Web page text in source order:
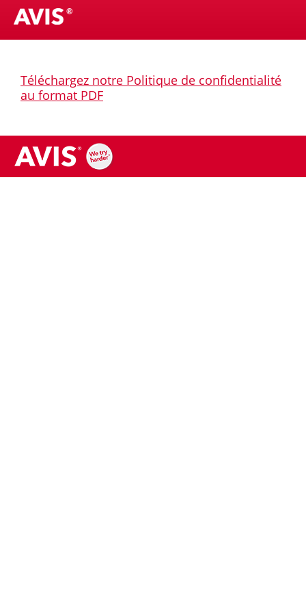
Téléchargez notre Politique de confidentialité
au format PDF